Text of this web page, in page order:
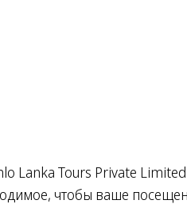
Tours Private Limited
чтобы ваше